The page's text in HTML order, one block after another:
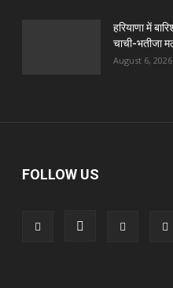
हरियाणा में
चाची-भतीजा
August 6, 2026
FOLLOW US